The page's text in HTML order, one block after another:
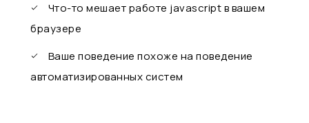
Что-то мешает работе javascript в вашем
браузере
Ваше поведение похоже на поведение
автоматизированных систем